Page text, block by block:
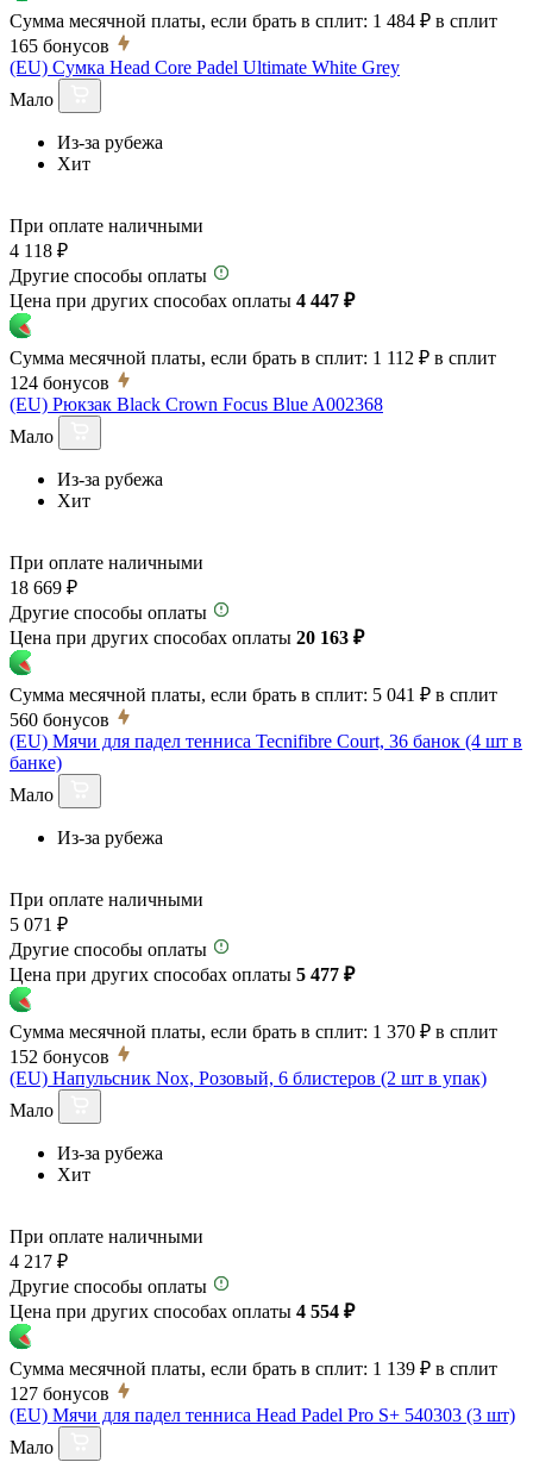
Сумма месячной платы, если брать в сплит: 1 484 ₽ в сплит
165 бонусов
(EU) Сумка Head Core Padel Ultimate White Grey
Мало
Из-за рубежа
Хит
При оплате наличными
4 118 ₽
Другие способы оплаты
Цена при других способах оплаты 4 447 ₽
Сумма месячной платы, если брать в сплит: 1 112 ₽ в сплит
124 бонусов
(EU) Рюкзак Black Crown Focus Blue A002368
Мало
Из-за рубежа
Хит
При оплате наличными
18 669 ₽
Другие способы оплаты
Цена при других способах оплаты 20 163 ₽
Сумма месячной платы, если брать в сплит: 5 041 ₽ в сплит
560 бонусов
(EU) Мячи для падел тенниса Tecnifibre Court, 36 банок (4 шт в
банке)
Мало
Из-за рубежа
При оплате наличными
5 071 ₽
Другие способы оплаты
Цена при других способах оплаты 5 477 ₽
Сумма месячной платы, если брать в сплит: 1 370 ₽ в сплит
152 бонусов
(EU) Напульсник Nox, Розовый, 6 блистеров (2 шт в упак)
Мало
Из-за рубежа
Хит
При оплате наличными
4 217 ₽
Другие способы оплаты
Цена при других способах оплаты 4 554 ₽
Сумма месячной платы, если брать в сплит: 1 139 ₽ в сплит
127 бонусов
(EU) Мячи для падел тенниса Head Padel Pro S+ 540303 (3 шт)
Мало